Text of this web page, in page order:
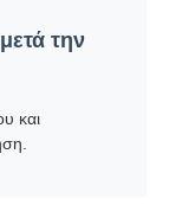
την
και